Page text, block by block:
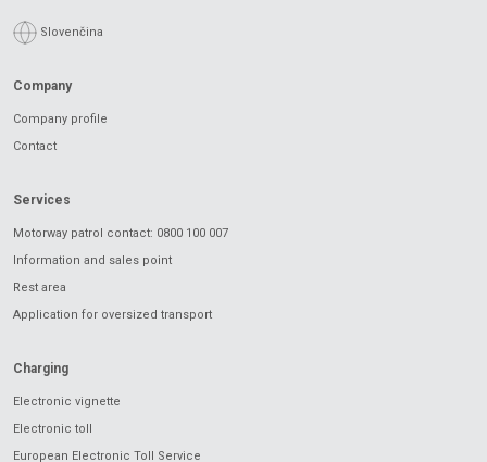
Slovenčina
Company
Company profile
Contact
Services
Motorway patrol contact: 0800 100 007
Information and sales point
Rest area
Application for oversized transport
Charging
Electronic vignette
Electronic toll
European Electronic Toll Service